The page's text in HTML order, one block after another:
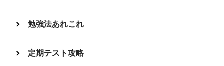
勉強法あれこれ
定期テスト攻略